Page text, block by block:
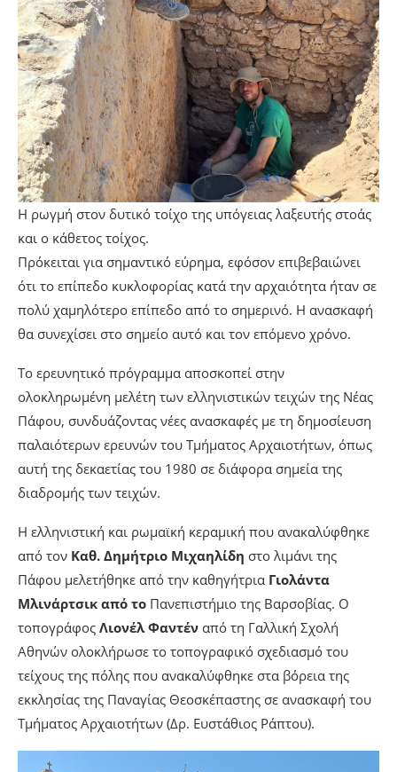
Η ρωγμή στον δυτικό τοίχο της υπόγειας λαξευτής στοάς
και ο κάθετος τοίχος.
Πρόκειται για σημαντικό εύρημα, εφόσον επιβεβαιώνει
ότι το επίπεδο κυκλοφορίας κατά την αρχαιότητα ήταν σε
πολύ χαμηλότερο επίπεδο από το σημερινό. Η ανασκαφή
θα συνεχίσει στο σημείο αυτό και τον επόμενο χρόνο.
Το ερευνητικό πρόγραμμα αποσκοπεί στην
ολοκληρωμένη μελέτη των ελληνιστικών τειχών της Νέας
Πάφου, συνδυάζοντας νέες ανασκαφές με τη δημοσίευση
παλαιότερων ερευνών του Τμήματος Αρχαιοτήτων, όπως
αυτή της δεκαετίας του 1980 σε διάφορα σημεία της
διαδρομής των τειχών.
Η ελληνιστική και ρωμαϊκή κεραμική που ανακαλύφθηκε
από τον Καθ. Δημήτριο Μιχαηλίδη στο λιμάνι της
Πάφου μελετήθηκε από την καθηγήτρια Γιολάντα
Μλινάρτσικ από το Πανεπιστήμιο της Βαρσοβίας. Ο
τοπογράφος Λιονέλ Φαντέν από τη Γαλλική Σχολή
Αθηνών ολοκλήρωσε το τοπογραφικό σχεδιασμό του
τείχους της πόλης που ανακαλύφθηκε στα βόρεια της
εκκλησίας της Παναγίας Θεοσκέπαστης σε ανασκαφή του
Τμήματος Αρχαιοτήτων (Δρ. Ευστάθιος Ράπτου).